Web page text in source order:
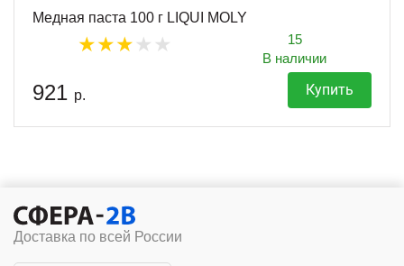
Медная паста 100 г LIQUI MOLY
15
В наличии
921 р. Купить
Доставка по всей России